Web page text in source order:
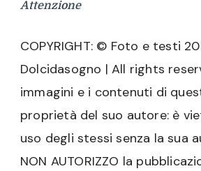
Attenzione
COPYRIGHT: © Foto e testi
Dolcidasogno | All rights
immagini e i contenuti di
proprietà del suo autore: è
uso degli stessi senza la sua
NON AUTORIZZO la